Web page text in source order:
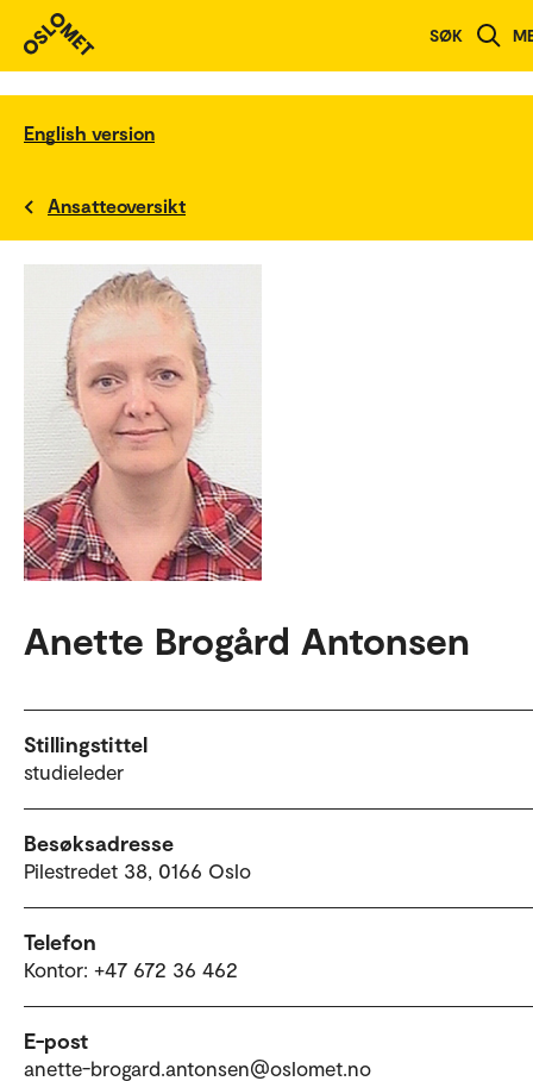
SØK
English version
Ansatteoversikt
Anette Brogård Antonsen
Stillingstittel
studieleder
Besøksadresse
Pilestredet 38, 0166 Oslo
Telefon
Kontor: +47 672 36 462
E-post
anette-brogard.antonsen@oslomet.no